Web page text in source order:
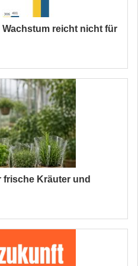
reicht nicht für
frische Kräuter und